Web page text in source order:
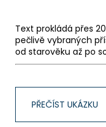
Text prokládá přes
pečlivě vybraných
od starověku až po
PŘEČÍST UKÁZKU